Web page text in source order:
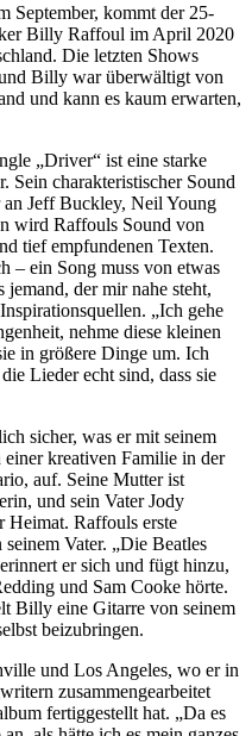
September, kommt der 25-
Billy Raffoul im April 2020
Die letzten Shows
Billy war überwältigt von
und kann es kaum erwarten,
„Driver“ ist eine starke
Sein charakteristischer Sound
Jeff Buckley, Neil Young
wird Raffouls Sound von
tief empfundenen Texten.
– ein Song muss von etwas
jemand, der mir nahe steht,
„Ich gehe
nehme diese kleinen
in größere Dinge um. Ich
Lieder echt sind, dass sie
sicher, was er mit seinem
kreativen Familie in der
auf. Seine Mutter ist
und sein Vater Jody
Heimat. Raffouls erste
Vater. „Die Beatles
er sich und fügt hinzu,
und Sam Cooke hörte.
Billy eine Gitarre von seinem
beizubringen.
und Los Angeles, wo er in
zusammengearbeitet
fertiggestellt hat. „Da es